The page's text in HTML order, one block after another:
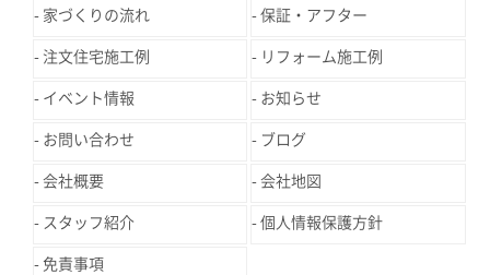
家づくりの流れ 保証・アフター
注文住宅施工例 リフォーム施工例
イベント情報 お知らせ
お問い合わせ ブログ
会社概要 会社地図
スタッフ紹介 個人情報保護方針
免責事項